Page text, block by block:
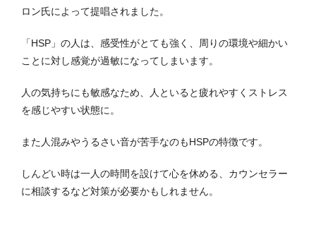
ロン氏によって提唱されました。
「HSP」の人は、感受性がとても強く、周りの環境や細かい
ことに対し感覚が過敏になってしまいます。
人の気持ちにも敏感なため、人といると疲れやすくストレス
を感じやすい状態に。
また人混みやうるさい音が苦手なのもHSPの特徴です。
しんどい時は一人の時間を設けて心を休める、カウンセラー
に相談するなど対策が必要かもしれません。